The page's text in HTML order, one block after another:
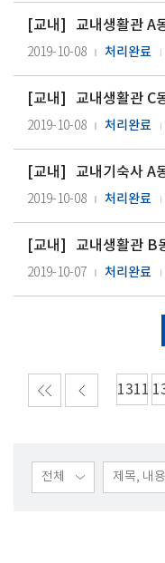
[교내 ] 교내생활관 A
2019-10-08 처리완료
[교내 ] 교내생활관 C
2019-10-08 처리완료
[교내 ] 교내기숙사 A
2019-10-08 처리완료
[교내 ] 교내생활관 B
2019-10-07 처리완료
1311